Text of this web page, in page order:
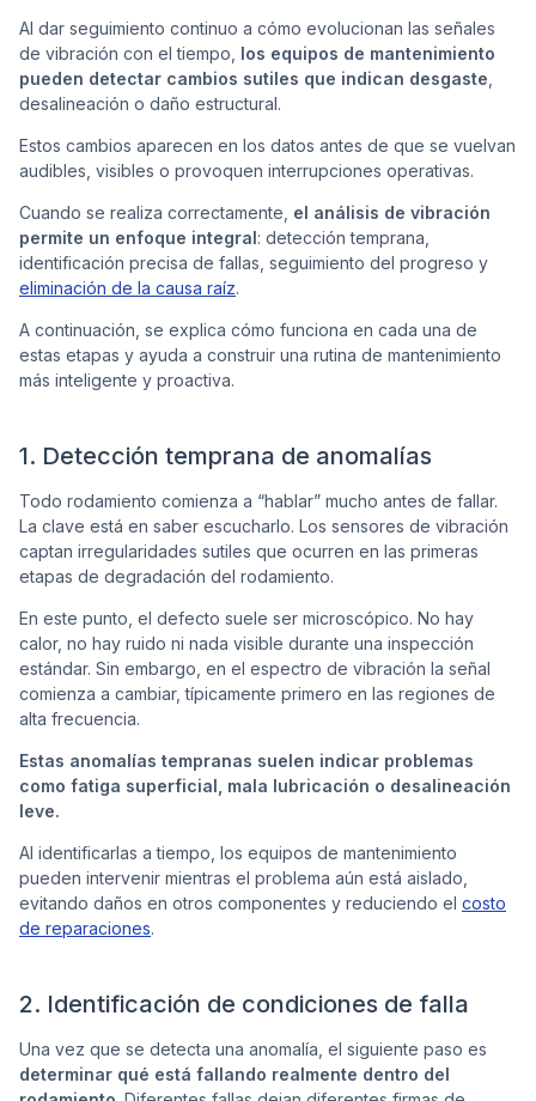
Al dar seguimiento continuo a cómo evolucionan las señales
de vibración con el tiempo, los equipos de mantenimiento
pueden detectar cambios sutiles que indican desgaste
desalineación o daño estructural.
Estos cambios aparecen en los datos antes de que se vuelvan
audibles, visibles o provoquen interrupciones operativas.
Cuando se realiza correctamente, el análisis de vibración
permite un enfoque integral: detección temprana,
identificación precisa de fallas, seguimiento del progreso y
eliminación de la causa raíz.
A continuación, se explica cómo funciona en cada una de
estas etapas y ayuda a construir una rutina de mantenimiento
más inteligente y proactiva.
1. Detección temprana de anomalías
Todo rodamiento comienza a “hablar” mucho antes de fallar.
La clave está en saber escucharlo. Los sensores de vibración
captan irregularidades sutiles que ocurren en las primeras
etapas de degradación del rodamiento.
En este punto, el defecto suele ser microscópico. No hay
calor, no hay ruido ni nada visible durante una inspección
estándar. Sin embargo, en el espectro de vibración la señal
comienza a cambiar, típicamente primero en las regiones de
alta frecuencia.
Estas anomalías tempranas suelen indicar problemas
como fatiga superficial, mala lubricación o desalineación
leve.
Al identificarlas a tiempo, los equipos de mantenimiento
pueden intervenir mientras el problema aún está aislado,
evitando daños en otros componentes y reduciendo el costo
de reparaciones.
2. Identificación de condiciones de falla
Una vez que se detecta una anomalía, el siguiente paso es
determinar qué está fallando realmente dentro del